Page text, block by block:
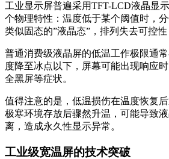
工业显示屏普遍采用TFT-LCD液晶显
个物理特性：温度低于某个阈值时，
类似固态的”液晶态”，排列失去可控性
普通消费级液晶屏的低温工作极限通
度降至冰点以下，屏幕可能出现响应
全黑屏等症状。
值得注意的是，低温损伤在温度恢复
极寒环境存放后骤然升温，可能导致
离，造成永久性显示异常。
工业级宽温屏的技术突破